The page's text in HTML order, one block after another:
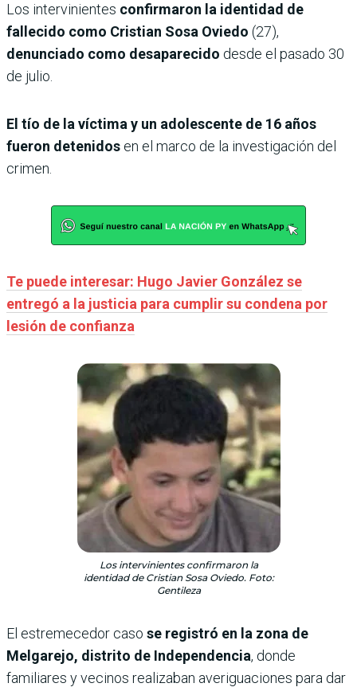
Los intervinientes confirmaron la identidad de
fallecido como Cristian Sosa Oviedo (27),
denunciado como desaparecido desde el pasado 30
de julio.
El tío de la víctima y un adolescente de 16 años
fueron detenidos en el marco de la investigación del
crimen.
Te puede interesar: Hugo Javier González se
entregó a la justicia para cumplir su condena por
lesión de confianza
Los intervinientes confirmaron la
identidad de Cristian Sosa Oviedo. Foto:
Gentileza
El estremecedor caso se registró en la zona de
Melgarejo, distrito de Independencia, donde
familiares y vecinos realizaban averiguaciones para dar